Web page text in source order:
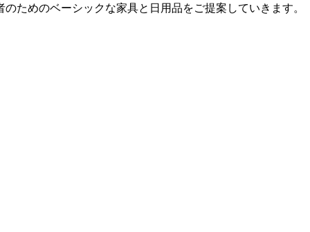
ためのベーシックな家具と日用品をご提案していきます。